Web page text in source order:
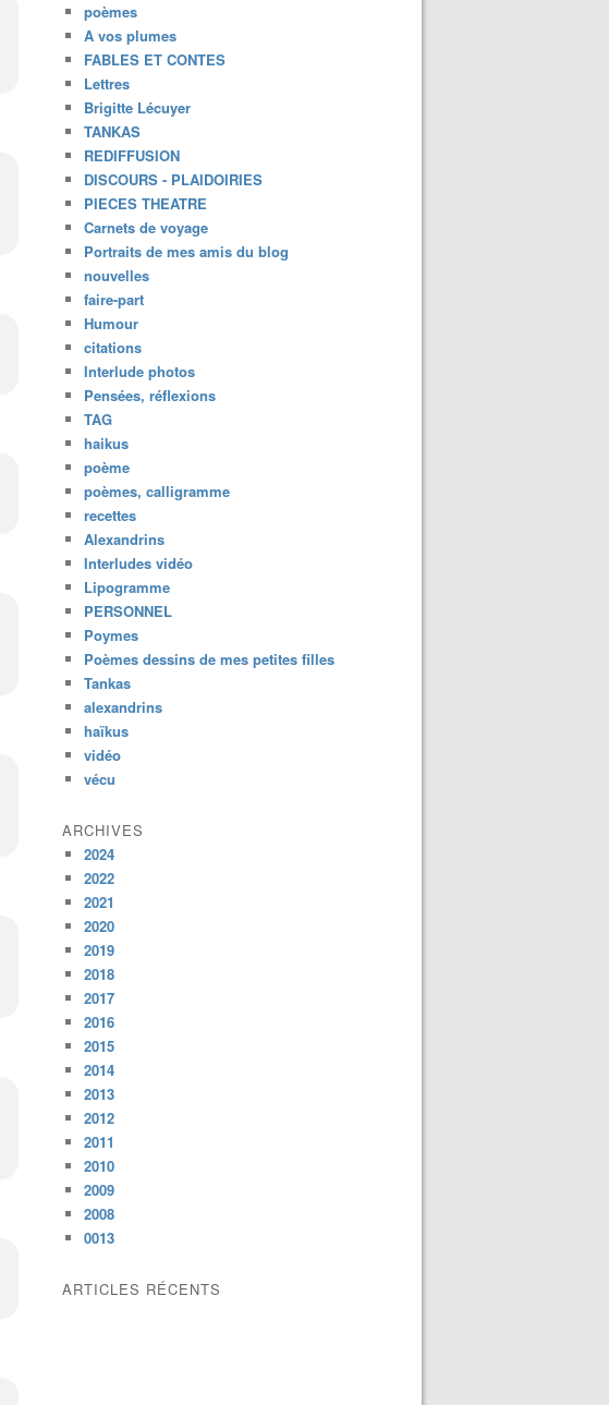
poèmes
A vos plumes
FABLES ET CONTES
Lettres
Brigitte Lécuyer
TANKAS
REDIFFUSION
DISCOURS - PLAIDOIRIES
PIECES THEATRE
Carnets de voyage
Portraits de mes amis du blog
nouvelles
faire-part
Humour
citations
Interlude photos
Pensées, réflexions
TAG
haikus
poème
poèmes, calligramme
recettes
Alexandrins
Interludes vidéo
Lipogramme
PERSONNEL
Poymes
Poèmes dessins de mes petites filles
Tankas
alexandrins
haïkus
vidéo
vécu
ARCHIVES
2024
2022
2021
2020
2019
2018
2017
2016
2015
2014
2013
2012
2011
2010
2009
2008
0013
ARTICLES RÉCENTS